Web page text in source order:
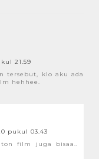
21.59
tersebut, klo aku ada
hehhee.
pukul 03.43
film juga bisaa..